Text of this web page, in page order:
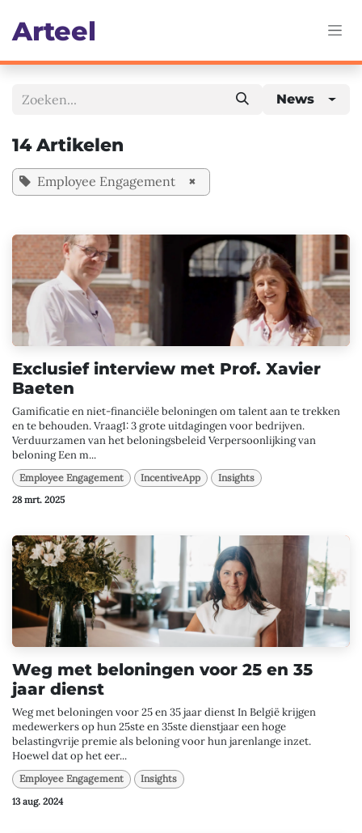
Art​eel
News
14 Artikelen
Employee Engagement ×
Exclusief interview met Prof. Xavier
Baeten
Gamificatie en niet-financiële beloningen om talent aan te trekken
en te behouden. Vraag1: 3 grote uitdagingen voor bedrijven.
Verduurzamen van het beloningsbeleid Verpersoonlijking van
beloning Een m...
Employee Engagement IncentiveApp Insights
28 mrt. 2025
Weg met beloningen voor 25 en 35
jaar dienst
Weg met beloningen voor 25 en 35 jaar dienst In België krijgen
medewerkers op hun 25ste en 35ste dienstjaar een hoge
belastingvrije premie als beloning voor hun jarenlange inzet.
Hoewel dat op het eer...
Employee Engagement Insights
13 aug. 2024